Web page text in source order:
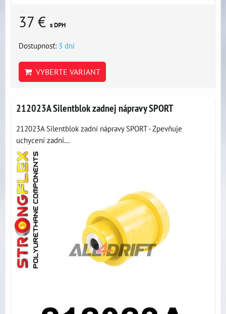
37 € s DPH
Dostupnosť: 3 dni
VYBERTE VARIANT
212023A Silentblok zadnej nápravy SPORT
212023A Silentblok zadní nápravy SPORT - Zpevňuje
uchycení zadní...